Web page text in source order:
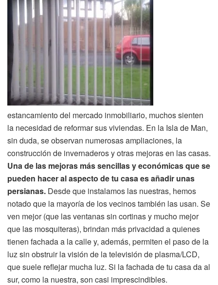
estancamiento del mercado inmobiliario, muchos sienten
la necesidad de reformar sus viviendas. En la Isla de Man,
sin duda, se observan numerosas ampliaciones, la
construcción de invernaderos y otras mejoras en las casas.
Una de las mejoras más sencillas y económicas que se
pueden hacer al aspecto de tu casa es añadir unas
persianas. Desde que instalamos las nuestras, hemos
notado que la mayoría de los vecinos también las usan. Se
ven mejor (que las ventanas sin cortinas y mucho mejor
que las mosquiteras), brindan más privacidad a quienes
tienen fachada a la calle y, además, permiten el paso de la
luz sin obstruir la visión de la televisión de plasma/LCD,
que suele reflejar mucha luz. Si la fachada de tu casa da al
sur, como la nuestra, son casi imprescindibles.